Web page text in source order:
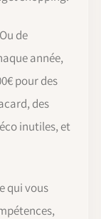
de
année,
pour des
des
inutiles, et
qui vous